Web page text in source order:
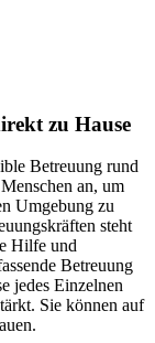
zu Hause
Betreuung rund
an, um
Umgebung zu
steht
Hilfe und
Betreuung
jedes Einzelnen
Sie können auf